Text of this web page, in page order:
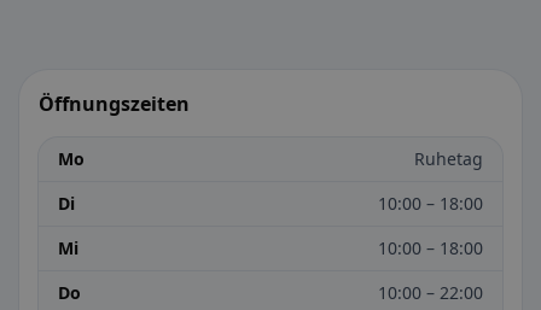
Öffnungszeiten
Mo
Ruhetag
Di
10:00 – 18:00
Mi
10:00 – 18:00
Do
10:00 – 22:00